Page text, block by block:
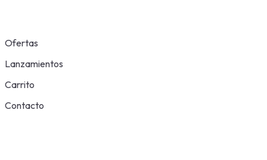
Ofertas
Lanzamientos
Carrito
Contacto